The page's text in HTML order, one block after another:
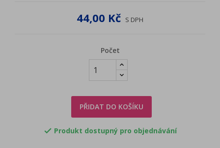
44,00 Kč S DPH
Počet
PŘIDAT DO KOŠÍKU
 Produkt dostupný pro objednávání